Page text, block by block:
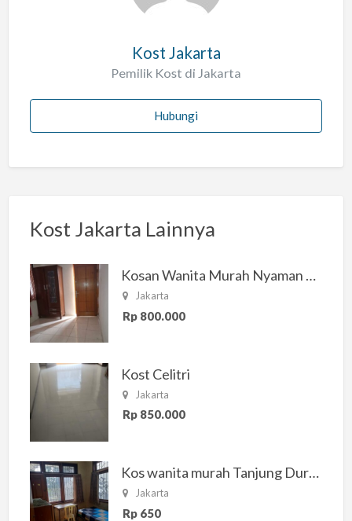
Kost Jakarta
Pemilik Kost di Jakarta
Hubungi
Kost Jakarta Lainnya
Kosan Wanita Murah Nyaman di Jakarta Selatan
Jakarta
Rp 800.000
Kost Celitri
Jakarta
Rp 850.000
Kos wanita murah Tanjung Duren Jakarta Barat
Jakarta
Rp 650